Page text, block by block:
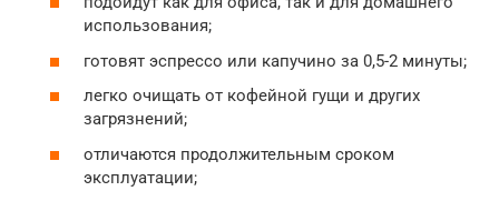
использования;
готовят эспрессо или капучино за 0,5-2 минуты;
легко очищать от кофейной гущи и других
загрязнений;
отличаются продолжительным сроком
эксплуатации;